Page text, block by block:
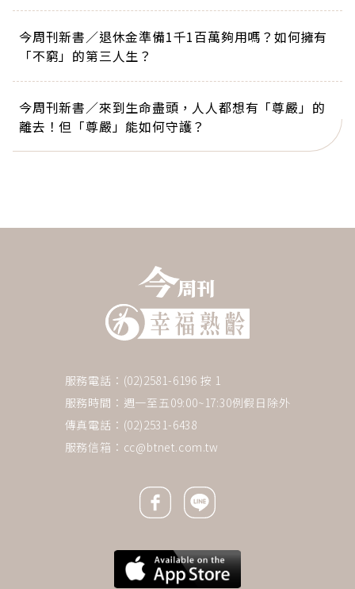
今周刊新書／退休金準備1千1百萬夠用嗎？如何擁有
「不窮」的第三人生？
今周刊新書／來到生命盡頭，人人都想有「尊嚴」的
離去！但「尊嚴」能如何守護？
服務電話：(02)2581-6196 按 1
服務時間：週一至五09:00~17:30例假日除外
傳真電話：(02)2531-6438
服務信箱： cc@btnet.com.tw
Facebook icon
Line icon